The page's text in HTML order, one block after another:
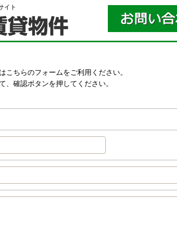
イト
こちらのフォームをご利用ください。
確認ボタンを押してください。